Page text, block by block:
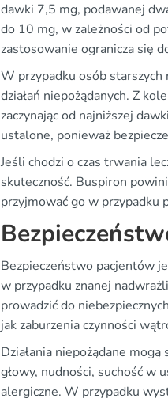
dawki 7,5 mg, podawanej
do 10 mg, w zależności od
zastosowanie ogranicza się
W przypadku osób
działań niepożądanych. Z
zaczynając od najniższej
ustalone, ponieważ
Jeśli chodzi o czas trwania
skuteczność. Buspiron
przyjmować go w przypadku
Bezpieczeństwo pacjentów
w przypadku znanej
prowadzić do
jak zaburzenia czynności
Działania niepożądane
głowy, nudności, suchość w
alergiczne. W przypadku